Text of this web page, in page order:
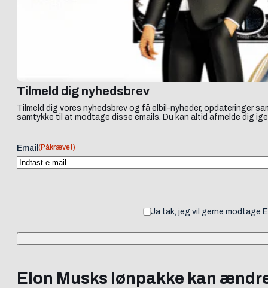
Tilmeld dig nyhedsbrev
Tilmeld dig vores nyhedsbrev og få elbil-nyheder, opdateringer
samtykke til at modtage disse emails. Du kan altid afmelde dig
Email (Påkrævet)
Ja tak, jeg vil gerne modtage
Elon Musks lønpakke kan